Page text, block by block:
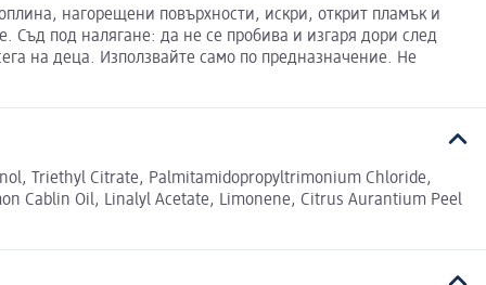
нагорещени повърхности, искри, открит пламък и
Съд под налягане: да не се пробива и изгаря дори след
на деца. Използвайте само по предназначение. Не
Triethyl Citrate, Palmitamidopropyltrimonium Chloride,
Cablin Oil, Linalyl Acetate, Limonene, Citrus Aurantium Peel